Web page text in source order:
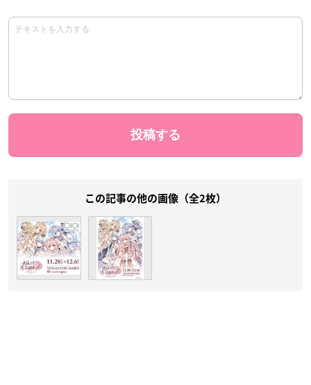
この記事の他の画像（全2枚）